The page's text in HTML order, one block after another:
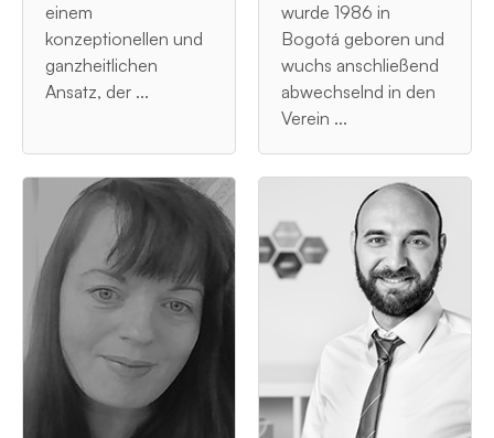
einem
konzeptionellen und
ganzheitlichen
Ansatz, der ...
wurde 1986 in
Bogotá geboren und
wuchs anschließend
abwechselnd in den
Verein ...